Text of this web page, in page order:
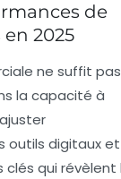
de
2025
ne suffit pas
la capacité à
outils digitaux et
clés qui révèlent